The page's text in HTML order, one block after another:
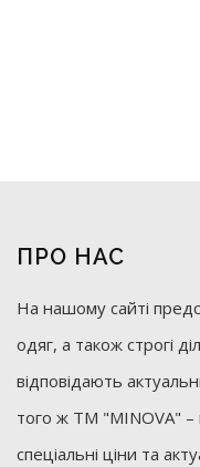
ПРО НАС
На нашому сайті
одяг, а також строгі
відповідають
того ж ТМ "MINOVA" –
спеціальні ціни та